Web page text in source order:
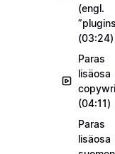
(engl.
(03:24)
Paras
lisäosa
(04:11)
Paras
lisäosa